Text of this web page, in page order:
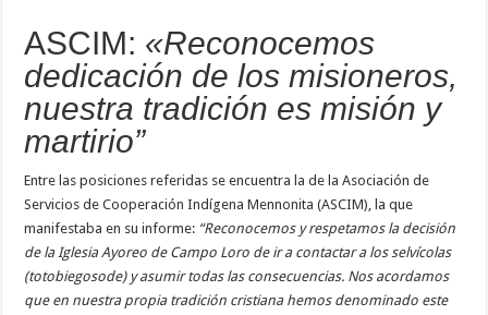
ASCIM: «Reconocemos
dedicación de los misioneros,
nuestra tradición es misión y
martirio”
Entre las posiciones referidas se encuentra la de la Asociación de
Servicios de Cooperación Indígena Mennonita (ASCIM), la que
manifestaba en su informe: “Reconocemos y respetamos la decisión
de la Iglesia Ayoreo de Campo Loro de ir a contactar a los selvícolas
(totobiegosode) y asumir todas las consecuencias. Nos acordamos
que en nuestra propia tradición cristiana hemos denominado este